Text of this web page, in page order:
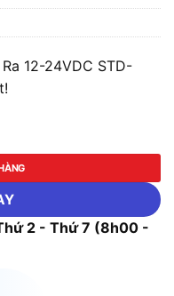
12-24VDC STD-
24VDC STD-30A12-24V
2 - Thứ 7 (8h00 -